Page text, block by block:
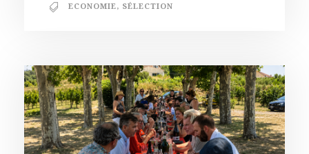
ECONOMIE, SÉLECTION